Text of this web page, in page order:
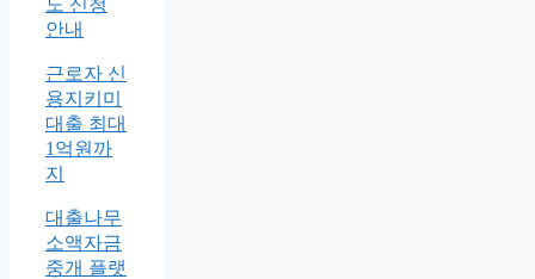
안내
근로자 신
용지키미
대출 최대
1억원까
지
대출나무
소액자금
중개 플랫